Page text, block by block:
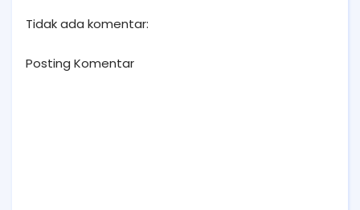
Tidak ada komentar:
Posting Komentar